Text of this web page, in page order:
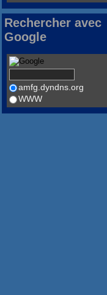
Rechercher avec
Google
amfg.dyndns.org
WWW